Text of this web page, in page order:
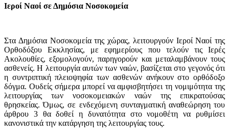
Ιεροί Ναοί σε Δημόσια Νοσοκομεία
Στα Δημόσια Νοσοκομεία της χώρας, λειτουργούν Ιεροί Ναοί της
Ορθοδόξου Εκκλησίας, με εφημερίους που τελούν τις Ιερές
Ακολουθίες, εξομολογούν, παρηγορούν και μεταλαμβάνουν τους
ασθενείς. Η λειτουργία αυτών των ναών, βασίζεται στο γεγονός ότι
η συντριπτική πλειοψηφία των ασθενών ανήκουν στο ορθόδοξο
δόγμα. Ουδείς σήμερα μπορεί να αμφισβητήσει τη νομιμότητα της
λειτουργίας των νοσοκομειακών ναών της επικρατούσας
θρησκείας. Όμως, σε ενδεχόμενη συνταγματική αναθεώρηση του
άρθρου 3 θα δοθεί η δυνατότητα στο νομοθέτη να ρυθμίσει
κανονιστικά την κατάργηση της λειτουργίας τους.